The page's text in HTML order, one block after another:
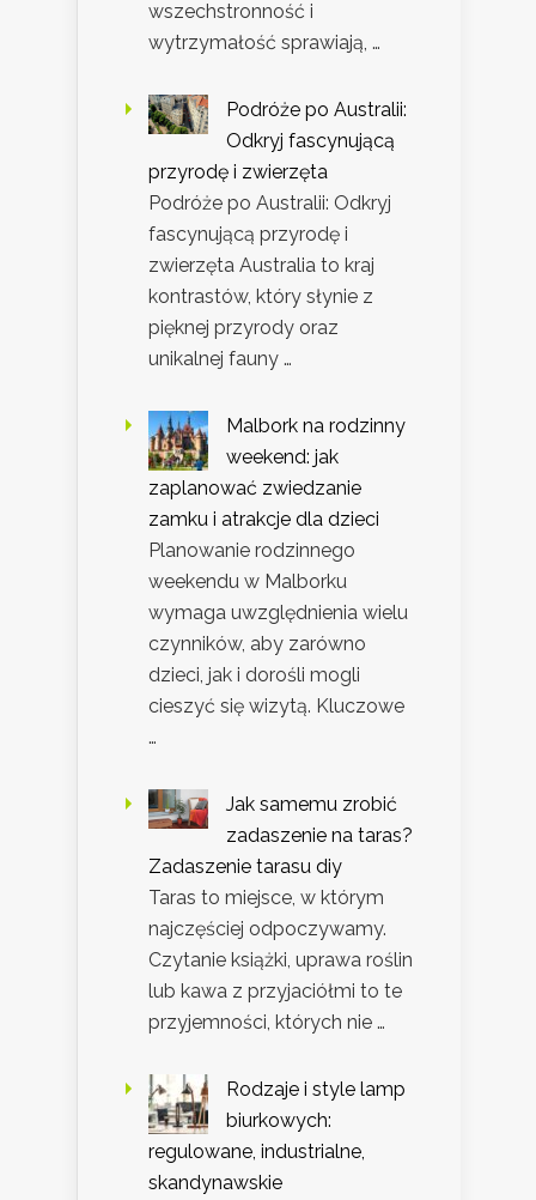
wszechstronność i
wytrzymałość sprawiają, …
Podróże po Australii:
Odkryj fascynującą
przyrodę i zwierzęta
Podróże po Australii: Odkryj
fascynującą przyrodę i
zwierzęta Australia to kraj
kontrastów, który słynie z
pięknej przyrody oraz
unikalnej fauny …
Malbork na rodzinny
weekend: jak
zaplanować zwiedzanie
zamku i atrakcje dla dzieci
Planowanie rodzinnego
weekendu w Malborku
wymaga uwzględnienia wielu
czynników, aby zarówno
dzieci, jak i dorośli mogli
cieszyć się wizytą. Kluczowe
…
Jak samemu zrobić
zadaszenie na taras?
Zadaszenie tarasu diy
Taras to miejsce, w którym
najczęściej odpoczywamy.
Czytanie książki, uprawa roślin
lub kawa z przyjaciółmi to te
przyjemności, których nie …
Rodzaje i style lamp
biurkowych:
regulowane, industrialne,
skandynawskie